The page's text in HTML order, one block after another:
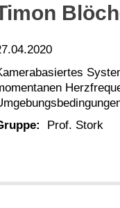
Prof. Stork